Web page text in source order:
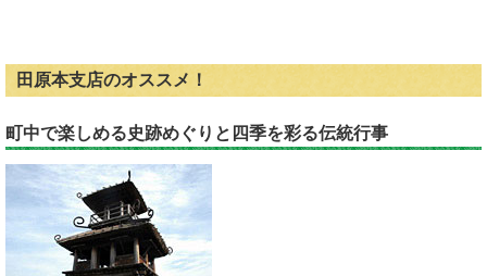
田原本支店のオススメ！
町中で楽しめる史跡めぐりと四季を彩る伝統行事